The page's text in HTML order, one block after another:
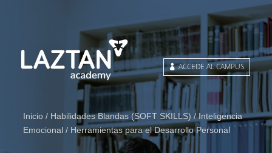
ACCEDE AL CAMPUS
Inicio / Habilidades Blandas (SOFT SKILLS) /Inteligencia
Emocional / Herramientas para el Desarrollo Personal